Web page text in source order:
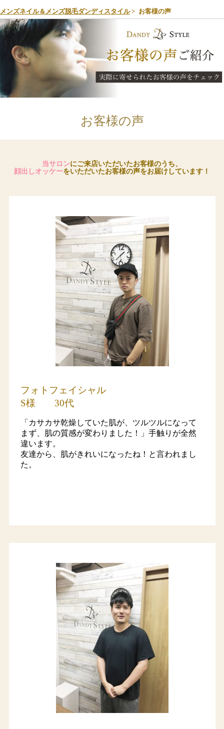
メンズネイル＆メンズ脱毛ダンディスタイル お客様の声
お客様の声
当サロンにご来店いただいたお客様のうち、
顔出しオッケーをいただいたお客様の声をお届けしています！
フォトフェイシャル
S様 30代
「カサカサ乾燥していた肌が、ツルツルになって
まず、肌の質感が変わりました！」手触りが全然
違います。
友達から、肌がきれいになったね！と言われまし
た。